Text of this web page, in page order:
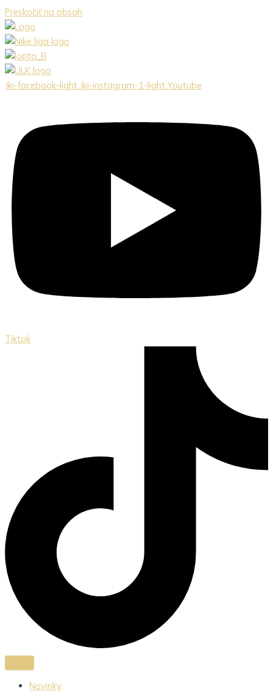
Preskočiť na obsah
Jki-facebook-light Jki-instagram-1-light Youtube
Tiktok
Novinky